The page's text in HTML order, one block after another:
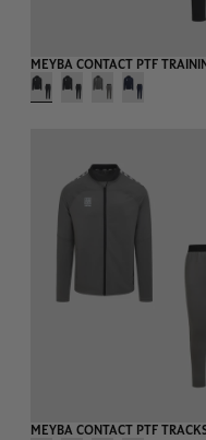
MEYBA CONTACT PTF
MEYBA CONTACT PTF